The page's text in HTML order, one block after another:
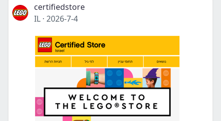
certifiedstore
IL · 2026-7-4